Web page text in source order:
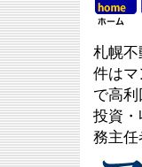
札幌
件は
で高
投資
務主